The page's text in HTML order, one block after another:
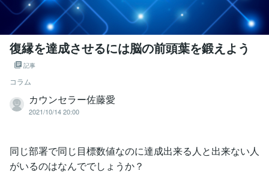
復縁を達成させるには脳の前頭葉を鍛えよう
記事
コラム
カウンセラー佐藤愛
2021/10/14 20:00
同じ部署で同じ目標数値なのに達成出来る人と出来ない人
がいるのはなんででしょうか？